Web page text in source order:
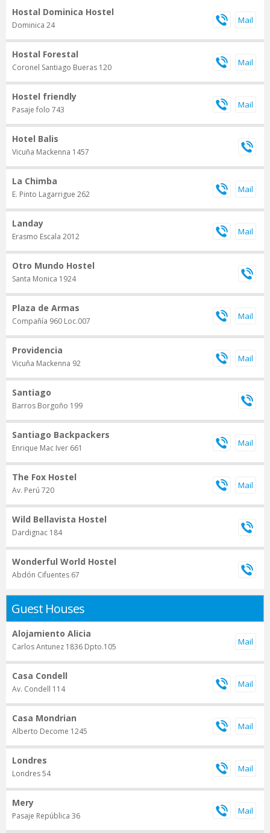
Hostal Dominica Hostel
Dominica 24
Hostal Forestal
Coronel Santiago Bueras 120
Hostel friendly
Pasaje folo 743
Hotel Balis
Vicuña Mackenna 1457
La Chimba
E. Pinto Lagarrigue 262
Landay
Erasmo Escala 2012
Otro Mundo Hostel
Santa Monica 1924
Plaza de Armas
Compañía 960 Loc.007
Providencia
Vicuña Mackenna 92
Santiago
Barros Borgoño 199
Santiago Backpackers
Enrique Mac Iver 661
The Fox Hostel
Av. Perú 720
Wild Bellavista Hostel
Dardignac 184
Wonderful World Hostel
Abdón Cifuentes 67
Guest Houses
Alojamiento Alicia
Carlos Antunez 1836 Dpto.105
Casa Condell
Av. Condell 114
Casa Mondrian
Alberto Decome 1245
Londres
Londres 54
Mery
Pasaje República 36